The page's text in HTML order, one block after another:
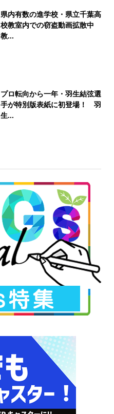
県内有数の進学校・県立千葉高
校教室内での窃盗動画拡散中
教...
プロ転向から一年・羽生結弦選
手が特別版表紙に初登場！ 羽
生...